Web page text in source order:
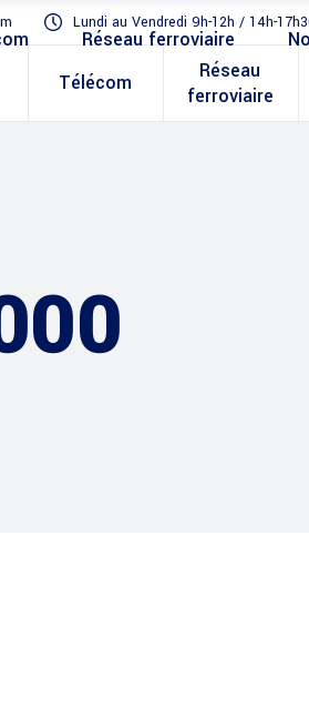
Lundi au Vendredi 9h-12h / 14h-
Télécom
Réseau
ferroviaire
Réseau ferroviaire